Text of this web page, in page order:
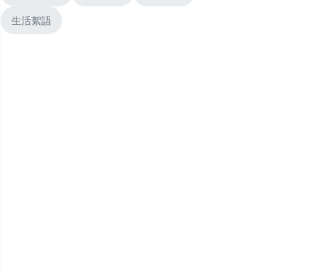
生活絮語